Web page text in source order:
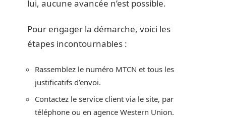
lui, aucune avancée n’est possible.
Pour engager la démarche, voici les
étapes incontournables :
Rassemblez le numéro MTCN et tous les
justificatifs d’envoi.
Contactez le service client via le site, par
téléphone ou en agence Western Union.